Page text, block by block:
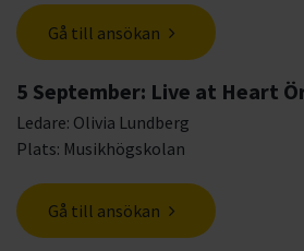
Gå till ansökan
5 September: Live at Heart
Ledare: Olivia Lundberg
Plats: Musikhögskolan
Gå till ansökan